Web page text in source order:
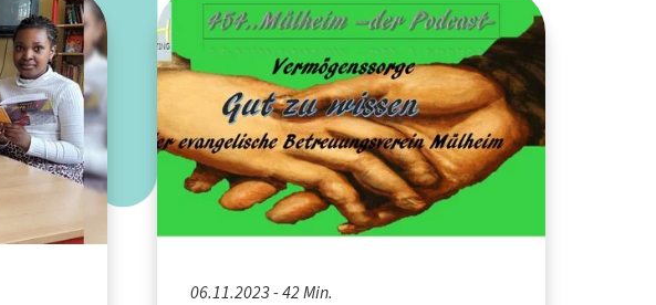
06.11.2023 - 42 Min.